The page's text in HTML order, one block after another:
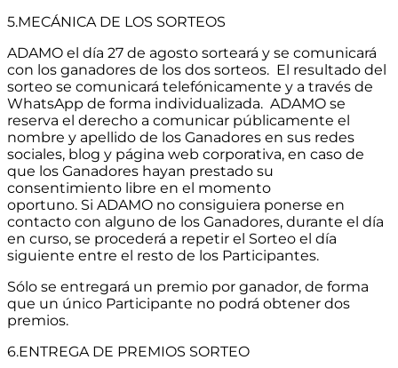
5.MECÁNICA DE LOS SORTEOS
ADAMO el día 27 de agosto sorteará y se comunicará
con los ganadores de los dos sorteos. El resultado del
sorteo se comunicará telefónicamente y a través de
WhatsApp de forma individualizada. ADAMO se
reserva el derecho a comunicar públicamente el
nombre y apellido de los Ganadores en sus redes
sociales, blog y página web corporativa, en caso de
que los Ganadores hayan prestado su
consentimiento libre en el momento
oportuno. Si ADAMO no consiguiera ponerse en
contacto con alguno de los Ganadores, durante el día
en curso, se procederá a repetir el Sorteo el día
siguiente entre el resto de los Participantes.
Sólo se entregará un premio por ganador, de forma
que un único Participante no podrá obtener dos
premios.
6.ENTREGA DE PREMIOS SORTEO